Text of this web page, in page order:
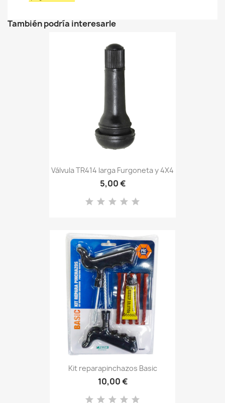
También podría interesarle
Válvula TR414 larga Furgoneta y 4X4
5,00 €
Kit reparapinchazos Basic
10,00 €